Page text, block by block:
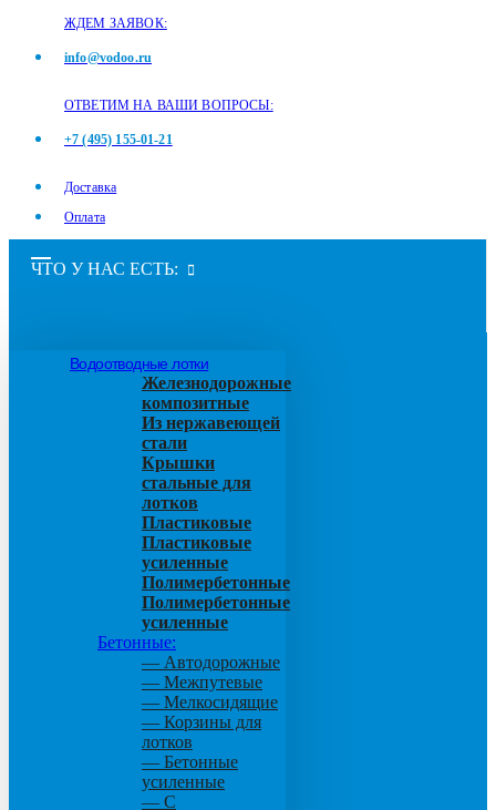
ЖДЕМ ЗАЯВОК:
info@vodoo.ru
ОТВЕТИМ НА ВАШИ ВОПРОСЫ:
+7 (495) 155-01-21
Доставка
Оплата
ЧТО У НАС ЕСТЬ:
Водоотводные лотки
Железнодорожные
композитные
Из нержавеющей
стали
Крышки
стальные для
лотков
Пластиковые
Пластиковые
усиленные
Полимербетонные
Полимербетонные
усиленные
Бетонные:
— Автодорожные
— Межпутевые
— Мелкосидящие
— Корзины для
лотков
— Бетонные
усиленные
— С